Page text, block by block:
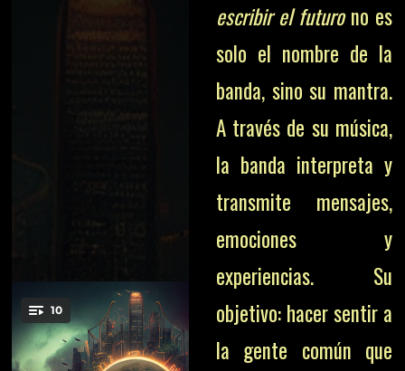
escribir el futurono es
solo el nombre de la
banda, sino su mantra.
A través de su música,
la banda interpreta y
transmite mensajes,
emociones y
experiencias. Su
objetivo: hacer sentir a
la gente común que